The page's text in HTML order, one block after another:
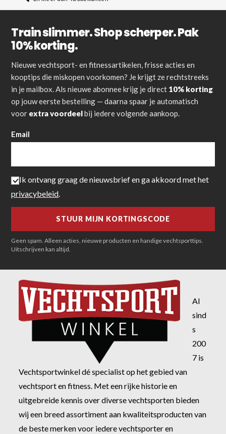
Train slimmer. Shop scherper. Pak
10% korting.
Nieuwe vechtsport- en fitnessartikelen, frisse acties en
kooptips die miskopen voorkomen? Je krijgt ze rechtstreeks
in je mailbox. Als nieuwe abonnee krijg je direct 10% korting
op jouw eerste bestelling — daarna spaar je automatisch
voor extra voordeelbij iedere volgende aankoop.
Email
Ik ontvang graag de nieuwsbrief en ga akkoord met het
privacybeleid
Geen spam. Alleen acties, nieuwe producten en handige vechtsporttips.
Uitschrijven kan altijd.
Al
sind
s
200
7 is
Vechtsportwinkel dé specialist op het gebied van
vechtsport en fitness. Met een rijke historie en
uitgebreide kennis over diverse vechtsporten bieden
wij een breed assortiment aan kwaliteitsproducten van
de beste merken voor iedere vechtsporter en